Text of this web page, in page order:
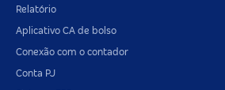
Relatório
Aplicativo CA de bolso
Conexão com o contador
Conta PJ